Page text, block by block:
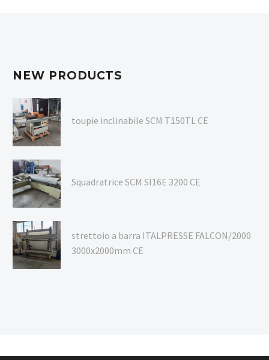
NEW PRODUCTS
toupie inclinabile SCM T150TL CE
Squadratrice SCM SI16E 3200 CE
strettoio a barra ITALPRESSE FALCON/2000
3000x2000mm CE